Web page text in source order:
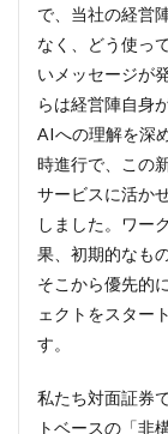
全社
AI活
用の
号砲
に
2
プ
トスキ
ルに依
存しな
い独自AI
ポータ
ル「My
で、誰
える環
境を構
で、当社の経営
なく、どう使っ
いメッセージが
らは経営陣自身
AIへの理解を深
時進行で、この
サービスに活か
しました。ワー
果、初期的なも
そこから優先的
ェクトをスター
す。
私たち対面証券
トベースの「非